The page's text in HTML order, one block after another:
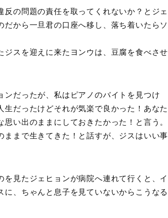
の問題の責任を取ってくれないか？とジェ
から一旦君の口座へ移し、落ち着いたらソ
スを迎えに来たヨンウは、豆腐を食べさせ
だったが、私はピアノのバイトを見つけ
だったけどそれが気楽で良かった！あなた
い出のままにしておきたかった！と言う。
まで生きてきた！と話すが、ジスはいい事
見たジェヒョンが病院へ連れて行くと、イ
、ちゃんと息子を見ていないからこうなる